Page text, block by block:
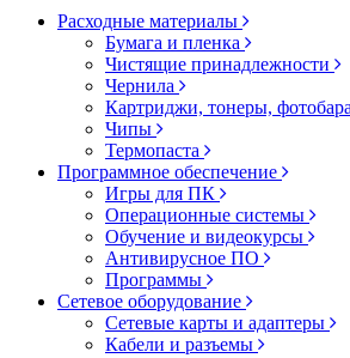
Расходные материалы
Бумага и пленка
Чистящие принадлежности
Чернила
Картриджи, тонеры,
Чипы
Термопаста
Программное обеспечение
Игры для ПК
Операционные системы
Обучение и видеокурсы
Антивирусное ПО
Программы
Сетевое оборудование
Сетевые карты и адаптеры
Кабели и разъемы